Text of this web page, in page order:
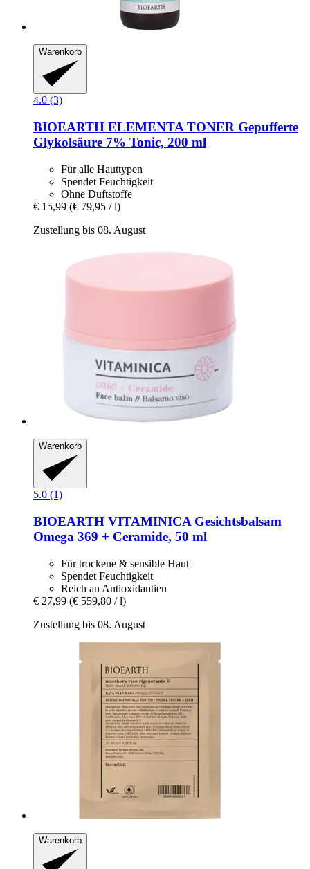
Warenkorb
4.0 (3)
BIOEARTH ELEMENTA TONER Gepufferte
Glykolsäure 7% Tonic, 200 ml
Für alle Hauttypen
Spendet Feuchtigkeit
Ohne Duftstoffe
€ 15,99 (€ 79,95 / l)
Zustellung bis 08. August
Warenkorb
5.0 (1)
BIOEARTH VITAMINICA Gesichtsbalsam
Omega 369 + Ceramide, 50 ml
Für trockene & sensible Haut
Spendet Feuchtigkeit
Reich an Antioxidantien
€ 27,99 (€ 559,80 / l)
Zustellung bis 08. August
Warenkorb